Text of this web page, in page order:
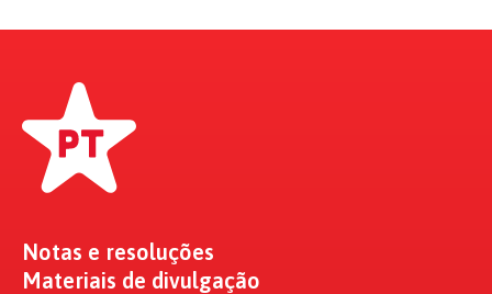
Notas e resoluções
Materiais de divulgação